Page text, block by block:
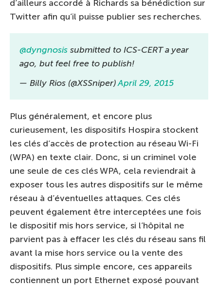
d’ailleurs accordé à Richards sa bénédiction sur
Twitter afin qu’il puisse publier ses recherches.
@dyngnosis submitted to ICS-CERT a year
ago, but feel free to publish!
— Billy Rios (@XSSniper)April 29, 2015
Plus généralement, et encore plus
curieusement, les dispositifs Hospira stockent
les clés d’accès de protection au réseau Wi-Fi
(WPA) en texte clair. Donc, si un criminel vole
une seule de ces clés WPA, cela reviendrait à
exposer tous les autres dispositifs sur le même
réseau à d’éventuelles attaques. Ces clés
peuvent également être interceptées une fois
le dispositif mis hors service, si l’hôpital ne
parvient pas à effacer les clés du réseau sans fil
avant la mise hors service ou la vente des
dispositifs. Plus simple encore, ces appareils
contiennent un port Ethernet exposé pouvant